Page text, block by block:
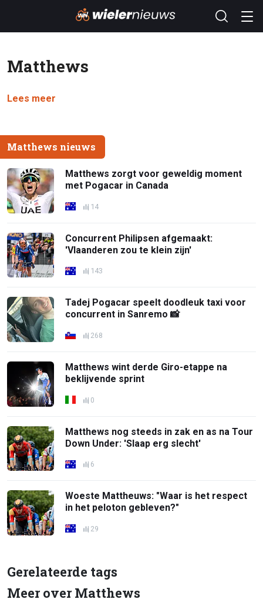
Matthews
Lees meer
Matthews nieuws
Matthews zorgt voor geweldig moment
met Pogacar in Canada
14
Concurrent Philipsen afgemaakt:
'Vlaanderen zou te klein zijn'
143
Tadej Pogacar speelt doodleuk taxi voor
concurrent in Sanremo 📸
268
Matthews wint derde Giro-etappe na
beklijvende sprint
0
Matthews nog steeds in zak en as na Tour
Down Under: 'Slaap erg slecht'
6
Woeste Mattheuws: "Waar is het respect
in het peloton gebleven?"
29
Gerelateerde tags
Meer over Matthews